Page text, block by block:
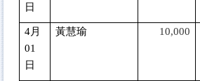
日
4月
01
日
黃慧瑜 10,000